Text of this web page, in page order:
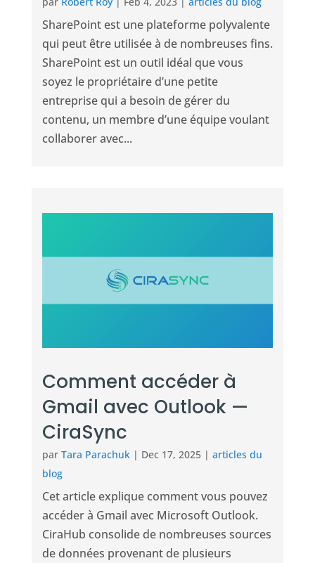
SharePoint est une plateforme polyvalente
qui peut être utilisée à de nombreuses fins.
SharePoint est un outil idéal que vous
soyez le propriétaire d’une petite
entreprise qui a besoin de gérer du
contenu, un membre d’une équipe voulant
collaborer avec...
Comment accéder à
Gmail avec Outlook —
CiraSync
par Tara Parachuk| Dec 17, 2025| articles du
blog
Cet article explique comment vous pouvez
accéder à Gmail avec Microsoft Outlook.
CiraHub consolide de nombreuses sources
de données provenant de plusieurs